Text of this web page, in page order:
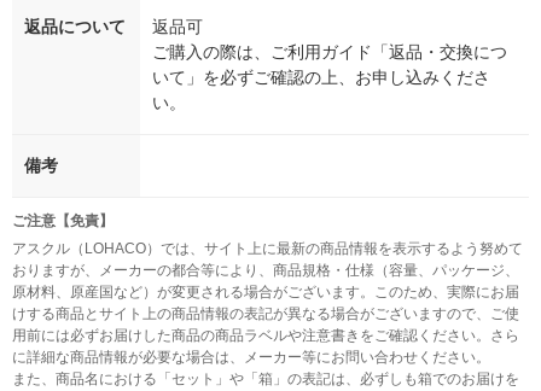
返品について
返品可
ご購入の際は、ご利用ガイド「返品・交換につ
いて」を必ずご確認の上、お申し込みくださ
い。
備考
ご注意【免責】
アスクル（LOHACO）では、サイト上に最新の商品情報を表示するよう努めて
おりますが、メーカーの都合等により、商品規格・仕様（容量、パッケージ、
原材料、原産国など）が変更される場合がございます。このため、実際にお届
けする商品とサイト上の商品情報の表記が異なる場合がございますので、ご使
用前には必ずお届けした商品の商品ラベルや注意書きをご確認ください。さら
に詳細な商品情報が必要な場合は、メーカー等にお問い合わせください。
また、商品名における「セット」や「箱」の表記は、必ずしも箱でのお届けを